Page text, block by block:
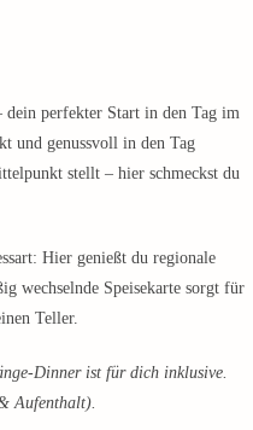
perfekter Start in den Tag im
und genussvoll in den Tag
stellt – hier schmeckst du
Hier genießt du regionale
wechselnde Speisekarte sorgt für
Teller.
Dinner ist für dich inklusive.
Aufenthalt).